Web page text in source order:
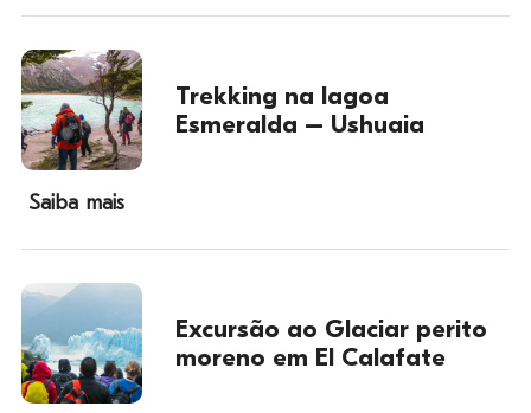
Trekking na lagoa
Esmeralda – Ushuaia
Saiba mais
Excursão ao Glaciar perito
moreno em El Calafate